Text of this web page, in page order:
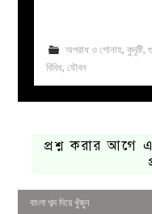
অপরাধ ও গোনাহ, কুদৃষ্টি,
বিবিধ,যৌবন
প্রশ্ন করার আগে